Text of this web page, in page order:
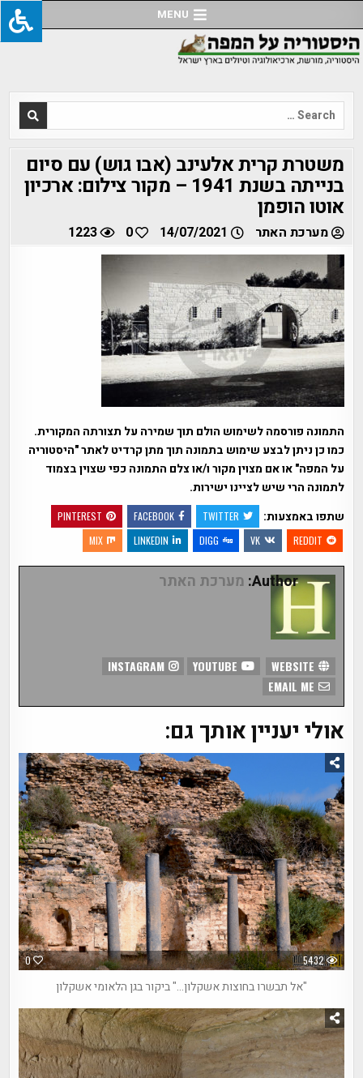
to
content
MENU
Search
for:
משטרת קרית אלעינב (אבו גוש) עם סיום
בנייתה בשנת 1941 – מקור צילום: ארכיון
אוטו הופמן
מערכת האתר 0
1223
התמונה פורסמה לשימוש הולם תוך שמירה על תצורתה המקורית.
כמו כן ניתן לבצע שימוש בתמונה תוך מתן קרדיט לאתר "היסטוריה
על המפה" או אם מצוין מקור ו/או צלם התמונה כפי שצוין בצמוד
לתמונה הרי שיש לציינו ישירות.
שתפו באמצעות:
TWITTER
FACEBOOK
PINTEREST
REDDIT
VK
DIGG
LINKEDIN
MIX
Author: מערכת האתר
INSTAGRAM
אולי יעניין אותך גם:
0 5432
"אל תבשרו בחוצות אשקלון…" ביקור בגן הלאומי אשקלון